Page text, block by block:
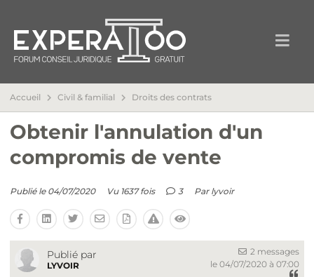
Accueil Civil & familial Droits des contrats
Obtenir l'annulation d'un
compromis de vente
Publié le 04/07/2020 Vu 1637 fois 3 Par lyvoir
Publié par
LYVOIR
2 messages
le 04/07/2020 à 07:00